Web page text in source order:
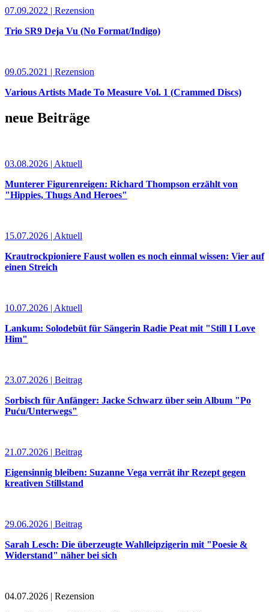
07.09.2022 | Rezension
Trio SR9 Deja Vu (No Format/Indigo)
09.05.2021 | Rezension
Various Artists Made To Measure Vol. 1 (Crammed Discs)
neue Beiträge
03.08.2026 | Aktuell
Munterer Figurenreigen: Richard Thompson erzählt von
"Hippies, Thugs And Heroes"
15.07.2026 | Aktuell
Krautrockpioniere Faust wollen es noch einmal wissen: Vier auf
einen Streich
10.07.2026 | Aktuell
Lankum: Solodebüt für Sängerin Radie Peat mit "Still I Love
Him"
23.07.2026 | Beitrag
Sorbisch für Anfänger: Jacke Schwarz über sein Album "Po
Puću/Unterwegs"
21.07.2026 | Beitrag
Eigensinnig bleiben: Suzanne Vega verrät ihr Rezept gegen
kreativen Stillstand
29.06.2026 | Beitrag
Sarah Lesch: Die überzeugte Wahlleipzigerin mit "Poesie &
Widerstand" näher bei sich
04.07.2026 | Rezension